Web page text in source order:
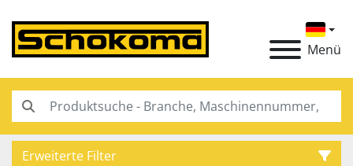
Menü
Erweiterte Filter